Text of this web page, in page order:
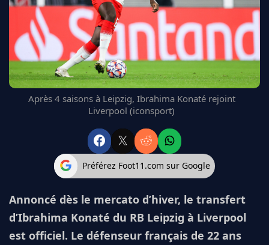
FC BARCELONE
MANCHESTER UNITED
CHELSEA
ARSENAL
BAYERN
L'AVIS DE LA RÉDAC'
Après 4 saisons à Leipzig, Ibrahima Konaté rejoint
Liverpool (iconsport)
Préférez Foot11.com sur Google
Annoncé dès le mercato d’hiver, le transfert
d’Ibrahima Konaté du RB Leipzig à Liverpool
est officiel. Le défenseur français de 22 ans